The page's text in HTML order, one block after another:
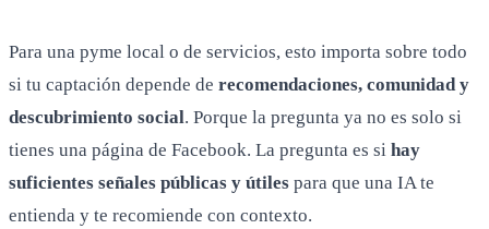
Para una pyme local o de servicios, esto importa sobre todo
si tu captación depende de recomendaciones, comunidad y
descubrimiento social. Porque la pregunta ya no es solo si
tienes una página de Facebook. La pregunta es si hay
suficientes señales públicas y útiles para que una IA te
entienda y te recomiende con contexto.